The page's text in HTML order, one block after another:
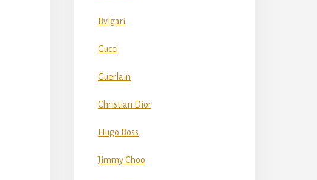
Bvlgari
Gucci
Guerlain
Christian Dior
Hugo Boss
Jimmy Choo